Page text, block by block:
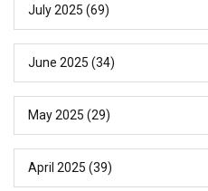
July 2025 (69)
June 2025 (34)
May 2025 (29)
April 2025 (39)